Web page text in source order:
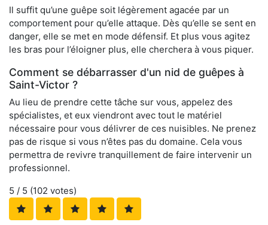
Il suffit qu’une guêpe soit légèrement agacée par un
comportement pour qu’elle attaque. Dès qu’elle se sent en
danger, elle se met en mode défensif. Et plus vous agitez
les bras pour l’éloigner plus, elle cherchera à vous piquer.
Comment se débarrasser d'un nid de guêpes à
Saint-Victor ?
Au lieu de prendre cette tâche sur vous, appelez des
spécialistes, et eux viendront avec tout le matériel
nécessaire pour vous délivrer de ces nuisibles. Ne prenez
pas de risque si vous n’êtes pas du domaine. Cela vous
permettra de revivre tranquillement de faire intervenir un
professionnel.
5 / 5 (102 votes)